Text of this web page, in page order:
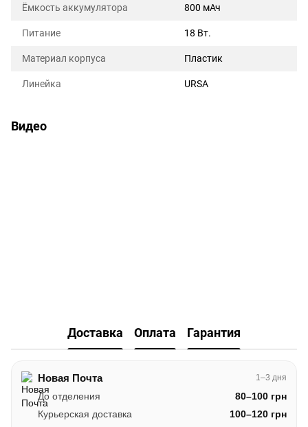
Ёмкость аккумулятора 800 мАч
Питание 18 Вт.
Материал корпуса Пластик
Линейка URSA
Видео
Доставка Оплата Гарантия
Новая Почта 1–3 дня
До отделения
80–100 грн
Курьерская доставка
100–120 грн